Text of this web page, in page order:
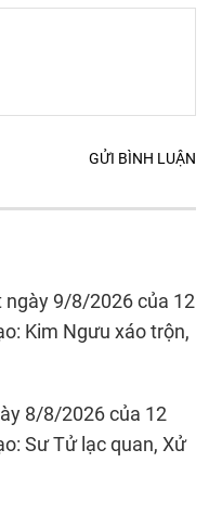
GỬI BÌNH LUẬN
ngày 9/8/2026 của 12
Kim Ngưu xáo trộn,
8/8/2026 của 12
Sư Tử lạc quan, Xử